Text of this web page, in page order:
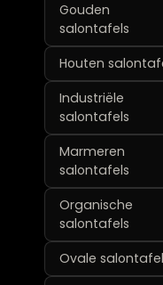
Gouden
salontafels
Houten
Industriële
salontafels
Marmeren
salontafels
Organische
salontafels
Ovale